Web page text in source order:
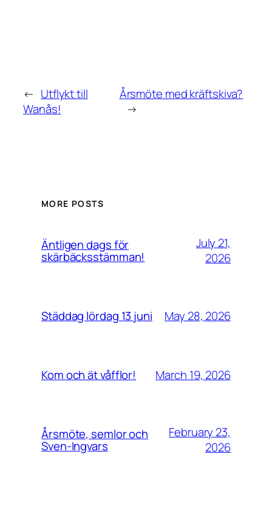
← Utflykt till
Wanås!
Årsmöte med kräftskiva?
→
MORE POSTS
Äntligen dags för
skärbäcksstämman!
July 21,
2026
Städdag lördag 13 juni May 28, 2026
Kom och ät våfflor! March 19, 2026
Årsmöte, semlor och
Sven-Ingvars
February 23,
2026